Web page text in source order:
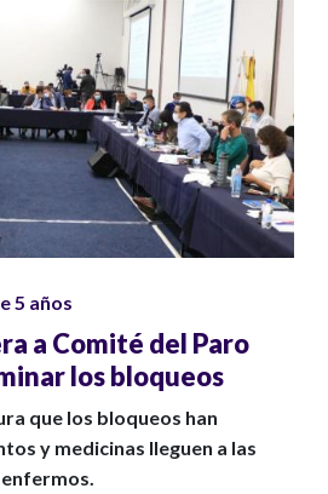
5 años
a Comité del Paro
los bloqueos
que los bloqueos han
y medicinas lleguen a las